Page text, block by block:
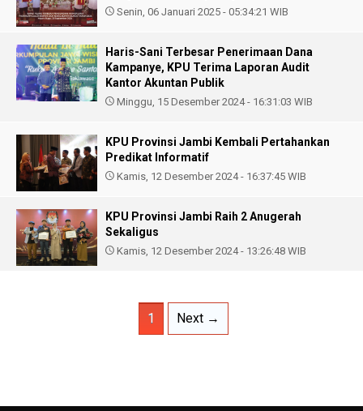
Senin, 06 Januari 2025 - 05:34:21 WIB
Haris-Sani Terbesar Penerimaan Dana
Kampanye, KPU Terima Laporan Audit
Kantor Akuntan Publik
Minggu, 15 Desember 2024 - 16:31:03 WIB
KPU Provinsi Jambi Kembali Pertahankan
Predikat Informatif
Kamis, 12 Desember 2024 - 16:37:45 WIB
KPU Provinsi Jambi Raih 2 Anugerah
Sekaligus
Kamis, 12 Desember 2024 - 13:26:48 WIB
1 Next →